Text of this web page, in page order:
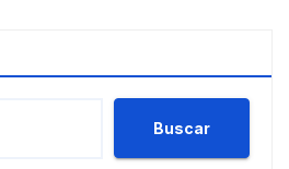
Buscar